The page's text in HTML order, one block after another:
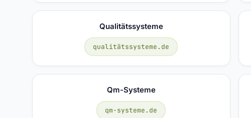
Qualitätssysteme
qualitätssysteme.de
Qm-Systeme
qm-systeme.de